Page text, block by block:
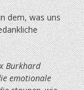
dem, was uns
Burkhard
emotionale